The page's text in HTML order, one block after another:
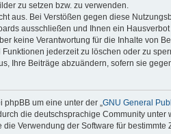
zu setzen bzw. zu verwenden.
aus. Bei Verstößen gegen diese
ausschließen und Ihnen ein
keine Verantwortung für die Inhalte von
jederzeit zu löschen oder zu
Ihre Beiträge abzuändern, sofern sie
um eine unter der „ GNU General
die deutschsprachige Community
Verwendung der Software für